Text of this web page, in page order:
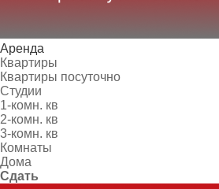
Аренда
Квартиры
Квартиры посуточно
Студии
1-комн. кв
2-комн. кв
3-комн. кв
Комнаты
Дома
Сдать